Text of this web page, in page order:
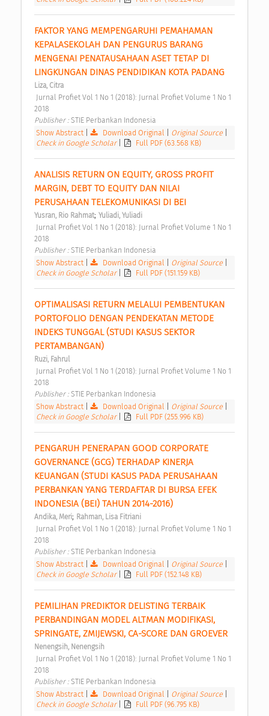
FAKTOR YANG MEMPENGARUHI PEMAHAMAN
KEPALASEKOLAH DAN PENGURUS BARANG
MENGENAI PENATAUSAHAAN ASET TETAP DI
LINGKUNGAN DINAS PENDIDIKAN KOTA PADANG
Liza, Citra
2018
Publisher : STIE Perbankan Indonesia
Show Abstract| Download Original Original Source
Check in Google Scholar
Full PDF (63.568 KB)
ANALISIS RETURN ON EQUITY, GROSS PROFIT
MARGIN, DEBT TO EQUITY DAN NILAI
PERUSAHAAN TELEKOMUNIKASI DI BEI
Yusran, Rio Rahmat; Yuliadi, Yuliadi
2018
Publisher : STIE Perbankan Indonesia
Show Abstract| Download Original Original Source
Check in Google Scholar
Full PDF (151.159 KB)
OPTIMALISASI RETURN MELALUI PEMBENTUKAN
PORTOFOLIO DENGAN PENDEKATAN METODE
INDEKS TUNGGAL (STUDI KASUS SEKTOR
PERTAMBANGAN)
Ruzi, Fahrul
2018
Publisher : STIE Perbankan Indonesia
Show Abstract| Download Original Original Source
Check in Google Scholar
Full PDF (255.996 KB)
PENGARUH PENERAPAN GOOD CORPORATE
GOVERNANCE (GCG) TERHADAP KINERJA
KEUANGAN (STUDI KASUS PADA PERUSAHAAN
PERBANKAN YANG TERDAFTAR DI BURSA EFEK
INDONESIA (BEI) TAHUN 2014-2016)
Andika, Meri; Rahman, Lisa Fitriani
2018
Publisher : STIE Perbankan Indonesia
Show Abstract| Download Original Original Source
Check in Google Scholar
Full PDF (152.148 KB)
PEMILIHAN PREDIKTOR DELISTING TERBAIK
PERBANDINGAN MODEL ALTMAN MODIFIKASI,
SPRINGATE, ZMIJEWSKI, CA-SCORE DAN GROEVER
Nenengsih, Nenengsih
2018
Publisher : STIE Perbankan Indonesia
Show Abstract| Download Original Original Source
Check in Google Scholar
Full PDF (96.795 KB)